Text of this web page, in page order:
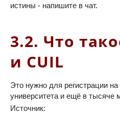
истины - напишите в чат.
3.2. Что
и CUIL
Это нужно для регистрации
университета и ещё в тысяче
Источник: